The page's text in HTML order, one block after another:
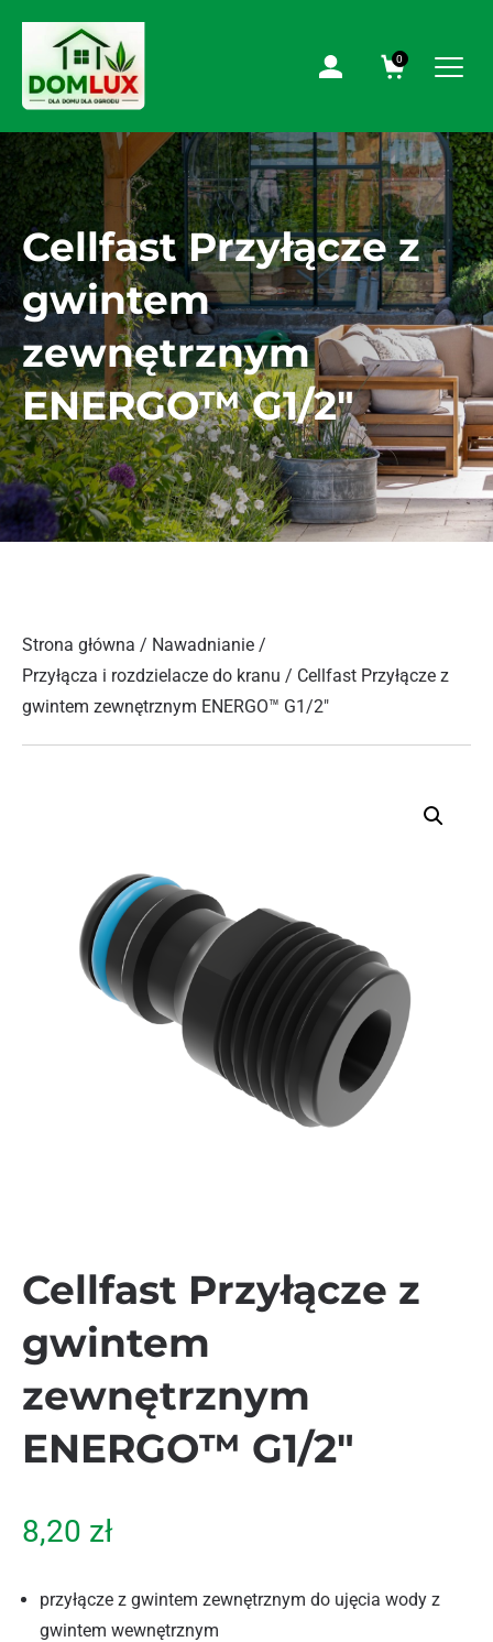
0
Cellfast Przyłącze z
gwintem
zewnętrznym
ENERGO™ G1/2″
Strona główna / Nawadnianie /
Przyłącza i rozdzielacze do kranu / Cellfast Przyłącze z
gwintem zewnętrznym ENERGO™ G1/2″
Cellfast Przyłącze z
gwintem
zewnętrznym
ENERGO™ G1/2″
8,20 zł
przyłącze z gwintem zewnętrznym do ujęcia wody z
gwintem wewnętrznym